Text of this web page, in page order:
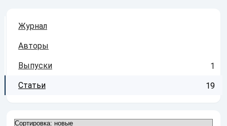
Журнал
Авторы
Выпуски 1
Статьи 19